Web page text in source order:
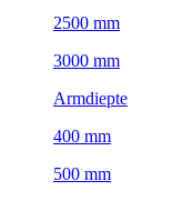
2500 mm
3000 mm
Armdiepte
400 mm
500 mm